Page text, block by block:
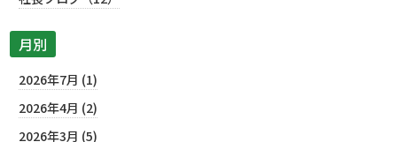
月別
2026年7月 (1)
2026年4月 (2)
2026年3月 (5)